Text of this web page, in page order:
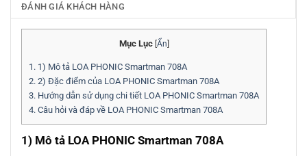
ĐÁNH GIÁ KHÁCH HÀNG
Mục Lục Ẩn
1. 1) Mô tả LOA PHONIC Smartman 708A
2. 2) Đặc điểm của LOA PHONIC Smartman 708A
3. Hướng dẫn sử dụng chi tiết LOA PHONIC Smartman 708A
4. Câu hỏi và đáp về LOA PHONIC Smartman 708A
1) Mô tả LOA PHONIC Smartman 708A